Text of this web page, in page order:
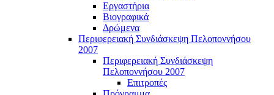
Εργαστήρια
Βιογραφικά
Δρώμενα
Περιφερειακή Συνδιάσκεψη Πελοποννήσου
2007
Περιφερειακή Συνδιάσκεψη
Πελοποννήσου 2007
Επιτροπές